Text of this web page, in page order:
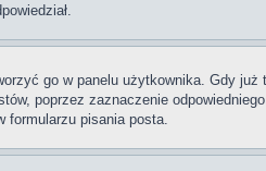
go w panelu użytkownika. Gdy
poprzez zaznaczenie
formularzu pisania posta.